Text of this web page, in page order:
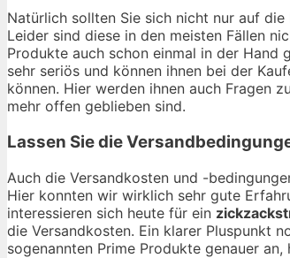
Natürlich sollten Sie sich nicht nur auf
Leider sind diese in den meisten Fällen
Produkte auch schon einmal in der Hand
sehr seriös und können ihnen bei der
können. Hier werden ihnen auch Fragen
mehr offen geblieben sind.
Lassen Sie die
Auch die Versandkosten und -
Hier konnten wir wirklich sehr gute
interessieren sich heute für ein
die Versandkosten. Ein klarer Pluspunkt
sogenannten Prime Produkte genauer